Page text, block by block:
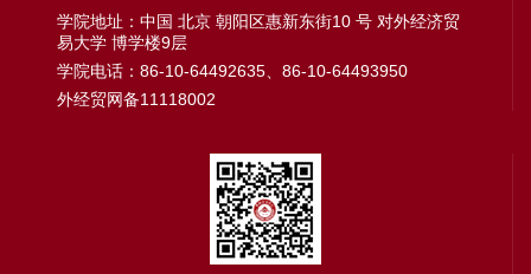
学院地址：中国 北京 朝阳区惠新东街10 号 对外经济贸
易大学 博学楼9层
学院电话：86-10-64492635、86-10-64493950
外经贸网备11118002